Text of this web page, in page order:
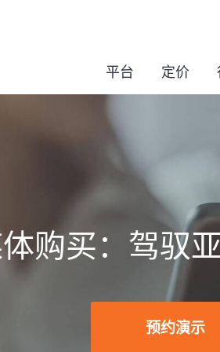
平台 定价
购买：驾驭
预约演示